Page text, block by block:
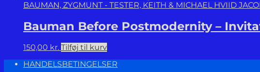
BAUMAN, ZYGMUNT - TESTER, KEITH & MICHAEL HVIID
Bauman Before Postmodernity –
150,00 kr. Tilføj til kurv
HANDELSBETINGELSER